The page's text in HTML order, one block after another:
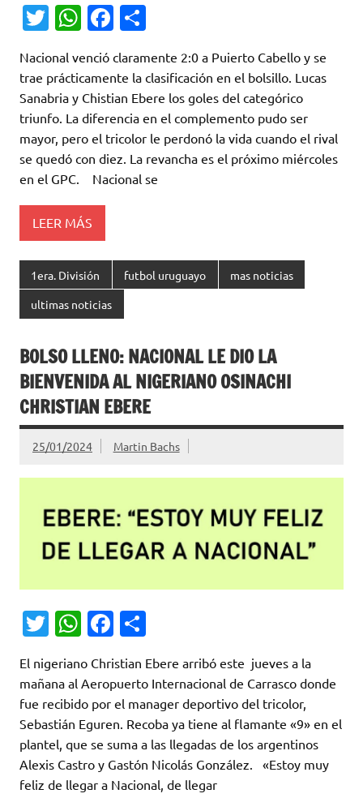
T
it
te
r
W
at
s
A
p
p
Fa
e
b
o
o
k
m
p
ar
ti
r
Nacional venció claramente 2:0 a Puierto Cabello y se
trae prácticamente la clasificación en el bolsillo. Lucas
Sanabria y Chistian Ebere los goles del categórico
triunfo. La diferencia en el complemento pudo ser
mayor, pero el tricolor le perdonó la vida cuando el rival
se quedó con diez. La revancha es el próximo miércoles
en el GPC. Nacional se
LEER MÁS
1era. División futbol uruguayo mas noticias
ultimas noticias
BOLSO LLENO: NACIONAL LE DIO LA
BIENVENIDA AL NIGERIANO OSINACHI
CHRISTIAN EBERE
25/01/2024 Martin Bachs
T
it
te
r
W
at
s
A
p
p
Fa
e
b
o
o
k
m
p
ar
ti
r
El nigeriano Christian Ebere arribó este jueves a la
mañana al Aeropuerto Internacional de Carrasco donde
fue recibido por el manager deportivo del tricolor,
Sebastián Eguren. Recoba ya tiene al flamante «9» en el
plantel, que se suma a las llegadas de los argentinos
Alexis Castro y Gastón Nicolás González. «Estoy muy
feliz de llegar a Nacional, de llegar